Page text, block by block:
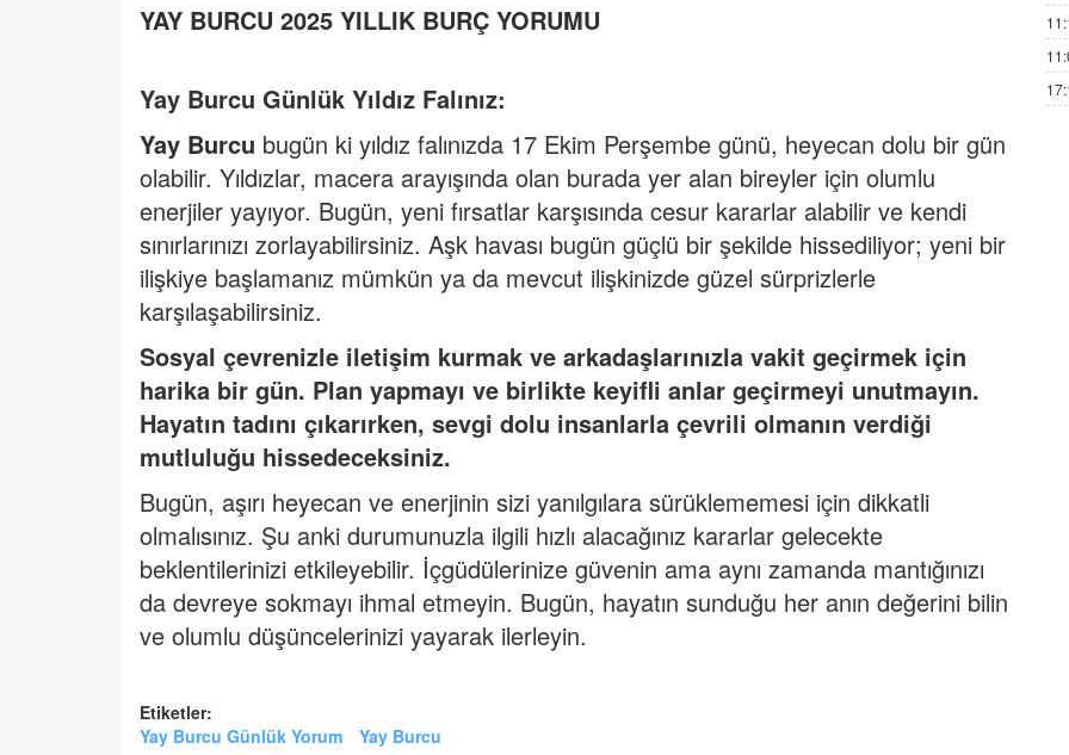
YAY BURCU 2025 YILLIK BURÇ YORUMU
Yay Burcu Günlük Yıldız Falınız:
Yay Burcu bugün ki yıldız falınızda 17 Ekim Perşembe günü, heyecan dolu bir gün
olabilir. Yıldızlar, macera arayışında olan burada yer alan bireyler için olumlu
enerjiler yayıyor. Bugün, yeni fırsatlar karşısında cesur kararlar alabilir ve kendi
sınırlarınızı zorlayabilirsiniz. Aşk havası bugün güçlü bir şekilde hissediliyor; yeni bir
ilişkiye başlamanız mümkün ya da mevcut ilişkinizde güzel sürprizlerle
karşılaşabilirsiniz.
Sosyal çevrenizle iletişim kurmak ve arkadaşlarınızla vakit geçirmek için
harika bir gün. Plan yapmayı ve birlikte keyifli anlar geçirmeyi unutmayın.
Hayatın tadını çıkarırken, sevgi dolu insanlarla çevrili olmanın verdiği
mutluluğu hissedeceksiniz.
Bugün, aşırı heyecan ve enerjinin sizi yanılgılara sürüklememesi için dikkatli
olmalısınız. Şu anki durumunuzla ilgili hızlı alacağınız kararlar gelecekte
beklentilerinizi etkileyebilir. İçgüdülerinize güvenin ama aynı zamanda mantığınızı
da devreye sokmayı ihmal etmeyin. Bugün, hayatın sunduğu her anın değerini bilin
ve olumlu düşüncelerinizi yayarak ilerleyin.
Etiketler:
Yay Burcu Günlük Yorum
Yay Burcu